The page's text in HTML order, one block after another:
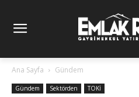
Ana Sayfa Gündem
Gündem Sektörden TOKİ